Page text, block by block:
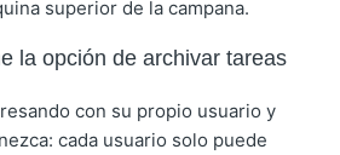
superior de la campana.
la opción de archivar tareas
con su propio usuario y
cada usuario solo puede